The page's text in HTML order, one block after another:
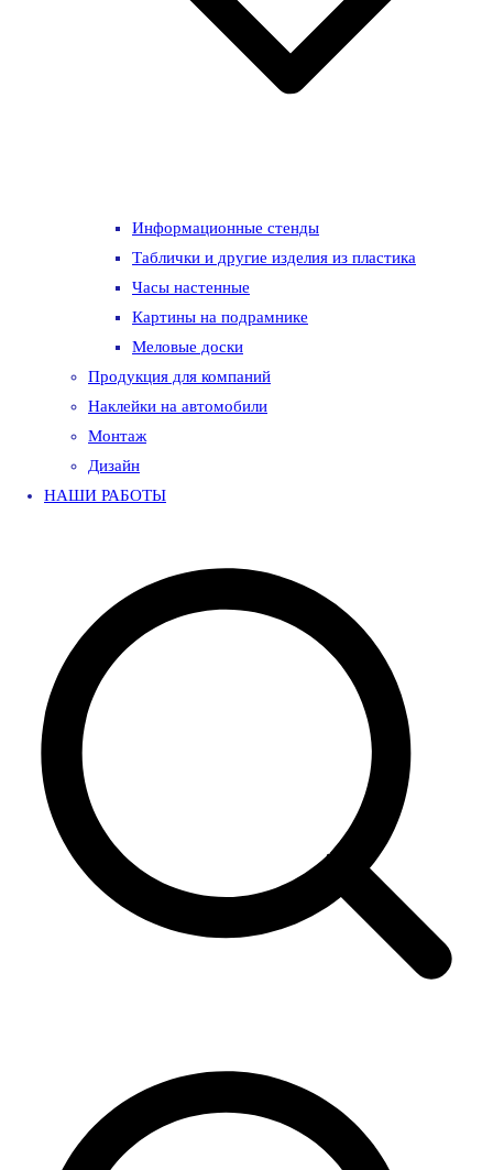
Информационные стенды
Таблички и другие изделия из пластика
Часы настенные
Картины на подрамнике
Меловые доски
Продукция для компаний
Наклейки на автомобили
Монтаж
Дизайн
НАШИ РАБОТЫ